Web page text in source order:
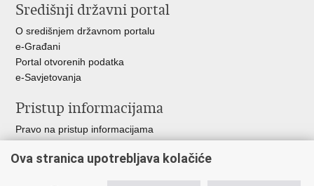
Facebooku
Središnji državni portal
O središnjem državnom portalu
e-Građani
Portal otvorenih podatka
e-Savjetovanja
Pristup informacijama
Pravo na pristup informacijama
Pozivi za žurnu pomoć
Ova stranica upotrebljava kolačiće